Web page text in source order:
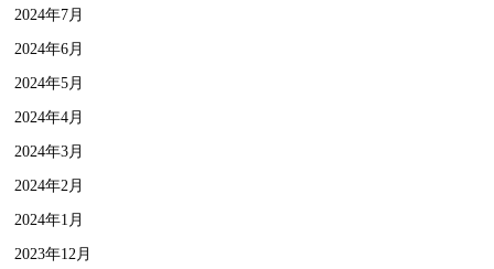
2024年7月
2024年6月
2024年5月
2024年4月
2024年3月
2024年2月
2024年1月
2023年12月